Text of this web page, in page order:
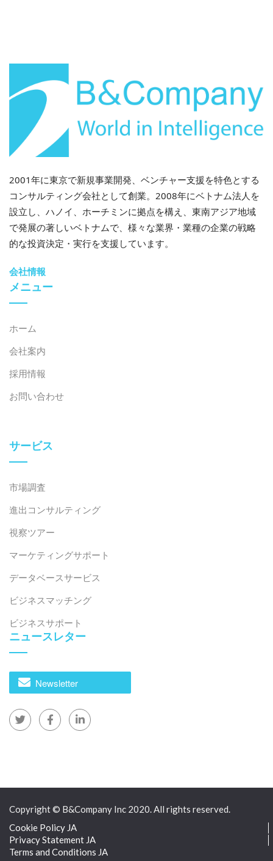
ご不明な点がございましたら、お気軽にお問い合わせ
ください。.
info@b-company.jp + (84) 28 3910 3913
2001年に東京で新規事業開発、ベンチャー支援を特色とする
コンサルティング会社として創業。2008年にベトナム法人を
設立し、ハノイ、ホーチミンに拠点を構え、東南アジア地域
で発展の著しいベトナムで、様々な業界・業種の企業の戦略
的な投資決定・実行を支援しています。
会社情報
メニュー
ホーム
会社案内
採用情報
お問い合わせ
サービス
市場調査
進出コンサルティング
視察ツアー
マーケティングサポート
データベースサービス
ビジネスマッチング
ビジネスサポート
ニュースレター
Newsletter
Copyright © B&Company Inc 2020. All rights reserved.
Cookie Policy JA
Privacy Statement JA
Terms and Conditions JA